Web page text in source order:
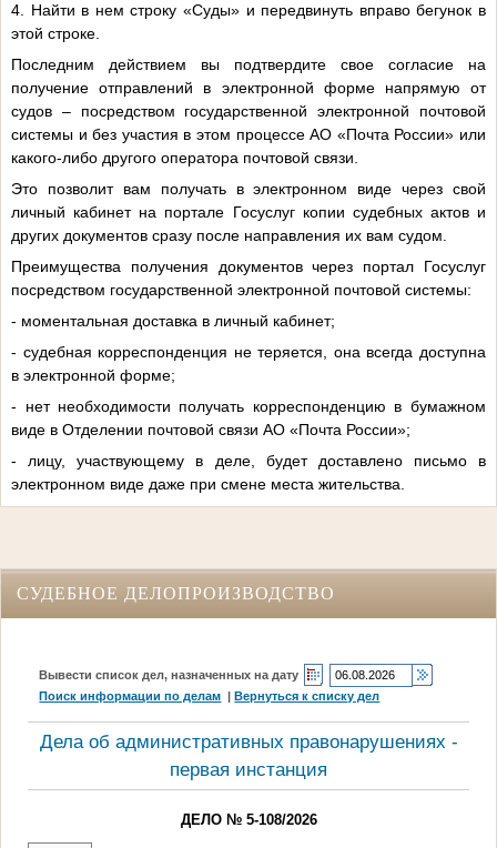
4. Найти в нем строку «Суды» и передвинуть вправо бегунок в
этой строке.
Последним действием вы подтвердите свое согласие на
получение отправлений в электронной форме напрямую от
судов – посредством государственной электронной почтовой
системы и без участия в этом процессе АО «Почта России» или
какого-либо другого оператора почтовой связи.
Это позволит вам получать в электронном виде через свой
личный кабинет на портале Госуслуг копии судебных актов и
других документов сразу после направления их вам судом.
Преимущества получения документов через портал Госуслуг
посредством государственной электронной почтовой системы:
- моментальная доставка в личный кабинет;
- судебная корреспонденция не теряется, она всегда доступна
в электронной форме;
- нет необходимости получать корреспонденцию в бумажном
виде в Отделении почтовой связи АО «Почта России»;
- лицу, участвующему в деле, будет доставлено письмо в
электронном виде даже при смене места жительства.
СУДЕБНОЕ ДЕЛОПРОИЗВОДСТВО
Вывести список дел, назначенных на дату
Поиск информации по делам |Вернуться к списку дел
Дела об административных правонарушениях -
первая инстанция
ДЕЛО № 5-108/2026